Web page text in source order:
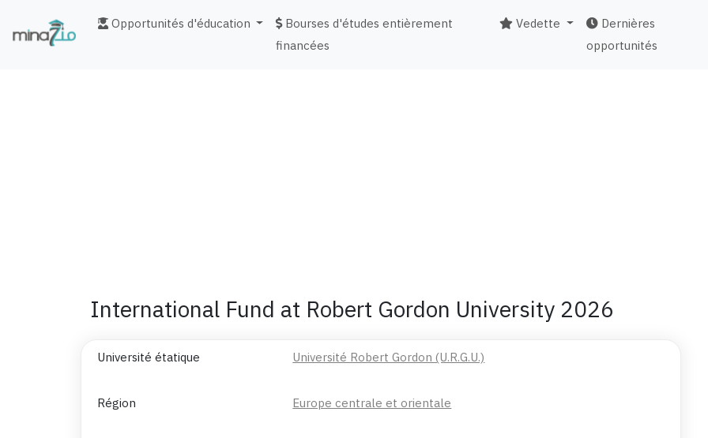
Opportunités d'éducation
Bourses d'études entièrement
financées
Vedette
Dernières
opportunités
International Fund at Robert Gordon University 2026
Université étatique Université Robert Gordon (U.R.G.U.)
Région Europe centrale et orientale